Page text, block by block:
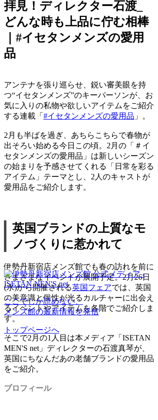
拝見！ディレクター石渡_
どんな時も上品に佇む相棒
｜#イセタンメンズの愛用
品
アンテナを張り巡らせ、鋭い審美眼を持
つ“イセタンメンズ”のキーパーソンが、お
気に入りの私物や欲しいアイテムをご紹介
する連載「 #イセタンメンズの愛用品 」。
2月も半ばを過ぎ、あちらこちらで春物が
出そろい始める今日この頃。2月の「＃イ
セタンメンズの愛用品」は新しいシーズン
の始まりを予感させてくれる「日常を彩る
アイテム」テーマとし、2人のキャストが
愛用品をご紹介します。
英国ブランドの上質なモ
ノづくりに惹かれて
伊勢丹新宿店メンズ館でも春の訪れを前に
さまざまなイベントが展開予定。2月26日
(水)から開催される英国フェアでは、英国
の美意識と個性が光るカルチャーに出会え
るイベントやアイテムを各階でご紹介しま
す。
そこで2月の1人目は本メディア「ISETAN
MEN'S net」ディレクターの石渡真琴が、
英国にちなんだあの老舗ブランドの愛用品
をご紹介。
プロフィール
ここでしか読めない、
メンズ館の最新情報を発信
トップページへ